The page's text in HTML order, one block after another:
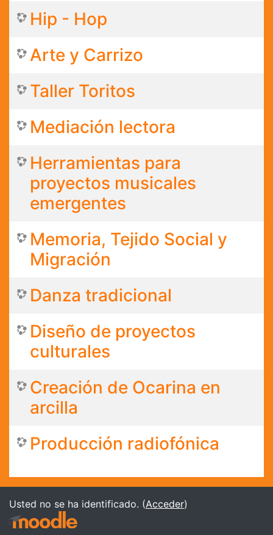
Hip - Hop
Arte y Carrizo
Taller Toritos
Mediación lectora
Herramientas para
proyectos musicales
emergentes
Memoria, Tejido Social y
Migración
Danza tradicional
Diseño de proyectos
culturales
Creación de Ocarina en
arcilla
Producción radiofónica
Usted no se ha identificado. (Acceder)